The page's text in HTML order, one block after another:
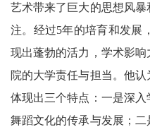
艺术带来了巨大的思想风
注。经过5年的培育和发展
现出蓬勃的活力，学术影
院的大学责任与担当。他
体现出三个特点：一是深
舞蹈文化的传承与发展；